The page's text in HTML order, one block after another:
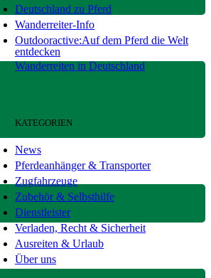
Deutschland zu Pferd
Wanderreiter-Info
Outdooractive:Auf dem Pferd die Welt
entdecken
Wanderreiten in Deutschland
KATEGORIEN
News
Pferdeanhänger & Transporter
Zugfahrzeuge
Zubehör & Selbsthilfe
Dienstleister
Verladen, Recht & Sicherheit
Ausreiten & Urlaub
Über uns